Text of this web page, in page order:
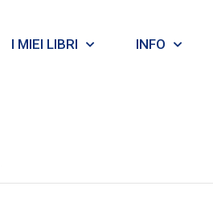
I MIEI LIBRI INFO